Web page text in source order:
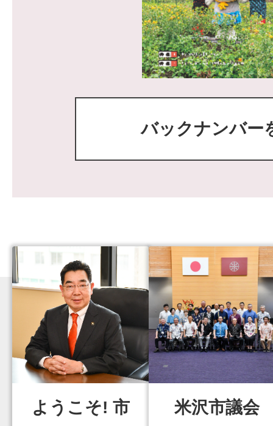
新・農業人フェア2026に出
2026年08月04日
遊休農地解消のための支援に
2026年08月02日バックナンバー
ようこそ! 市 米沢市議会